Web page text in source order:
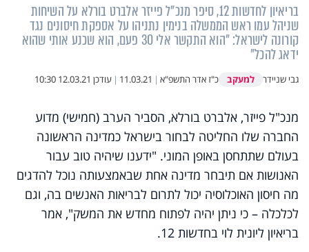
בריאיון לחדשות 12, סיפר מנכ"ל פייזר אלברט בורלא על השיחות
שניהל עמו ראש הממשלה בנימין נתניהו על אספקת חיסונים נגד
קורונה לישראל: "הוא התקשר אלי 30 פעם, הוא שכנע אותי שהוא
ידאג להכל"
גבי שניידר למעקב כ"ז אדר התשפ"א |
11.03.21
| עודכן 12.03.21 10:30
מנכ"ל פייזר, אלברט בורלא, הסביר הערב (חמישי) מדוע
החברה שלו החליטה לבחור בישראל כמדינה הראשונה
בעולם שתתחסן באופן המוני. "ידענו שיהיה טוב עבור
האנושות אם תיבחר מדינה אחת שבאמצעותה נוכל להדגים
מה חיסון האוכלוסיה יכול לתרום לבריאות האנשים בה, וגם
לכלכלה – כי ניתן יהיה לפתוח מחדש את המשק", אמר
בריאיון ליונית לוי בחדשות 12.